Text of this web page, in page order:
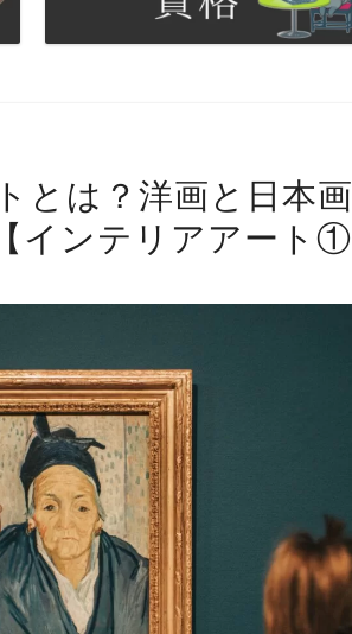
とは？洋画と日本
インテリアアート①